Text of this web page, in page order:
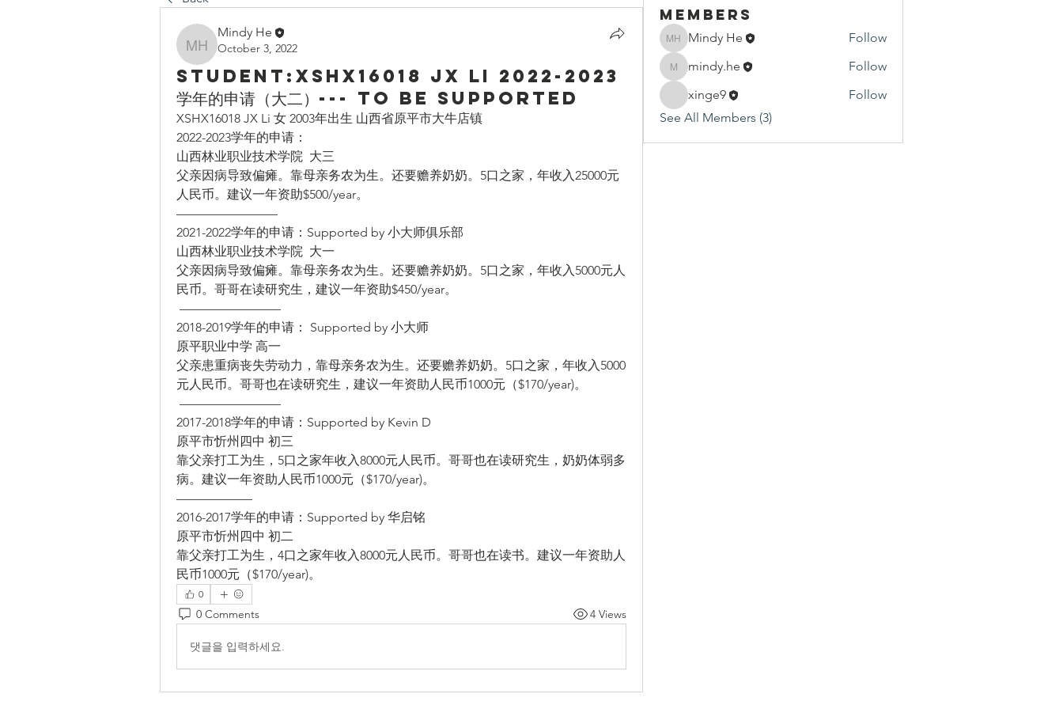
Mindy He
Mindy He
October 3, 2022
Student:XSHX16018 JX Li 2022-2023
学年的申请（大二）--- To be supported
XSHX16018 JX Li 女 2003年出生 山西省原平市大牛店镇
2022-2023学年的申请：
山西林业职业技术学院  大三
父亲因病导致偏瘫。靠母亲务农为生。还要赡养奶奶。5口之家，年收入25000元
人民币。建议一年资助$500/year。
————————
2021-2022学年的申请：Supported by 小大师俱乐部
山西林业职业技术学院  大一
父亲因病导致偏瘫。靠母亲务农为生。还要赡养奶奶。5口之家，年收入5000元人
民币。哥哥在读研究生，建议一年资助$450/year。
————————
2018-2019学年的申请： Supported by 小大师
原平职业中学 高一
父亲患重病丧失劳动力，靠母亲务农为生。还要赡养奶奶。5口之家，年收入5000
元人民币。哥哥也在读研究生，建议一年资助人民币1000元（$170/year)。
————————
2017-2018学年的申请：Supported by Kevin D
原平市忻州四中 初三
靠父亲打工为生，5口之家年收入8000元人民币。哥哥也在读研究生，奶奶体弱多
病。建议一年资助人民币1000元（$170/year)。
——————
2016-2017学年的申请：Supported by 华启铭
原平市忻州四中 初二
靠父亲打工为生，4口之家年收入8000元人民币。哥哥也在读书。建议一年资助人
民币1000元（$170/year)。
0
0 Comments 4 Views
댓글을 입력하세요.
Members
Mindy He
Mindy He Follow
mindy.he
mindy.he
Follow
xinge9
Follow
See All Members (3)